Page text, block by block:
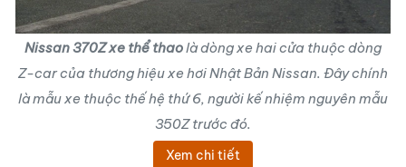
Nissan 370Z xe thể thaolà dòng xe hai cửa thuộc dòng
Z-car của thương hiệu xe hơi Nhật Bản Nissan. Đây chính
là mẫu xe thuộc thế hệ thứ 6, người kế nhiệm nguyên mẫu
350Z trước đó.
Xem chi tiết